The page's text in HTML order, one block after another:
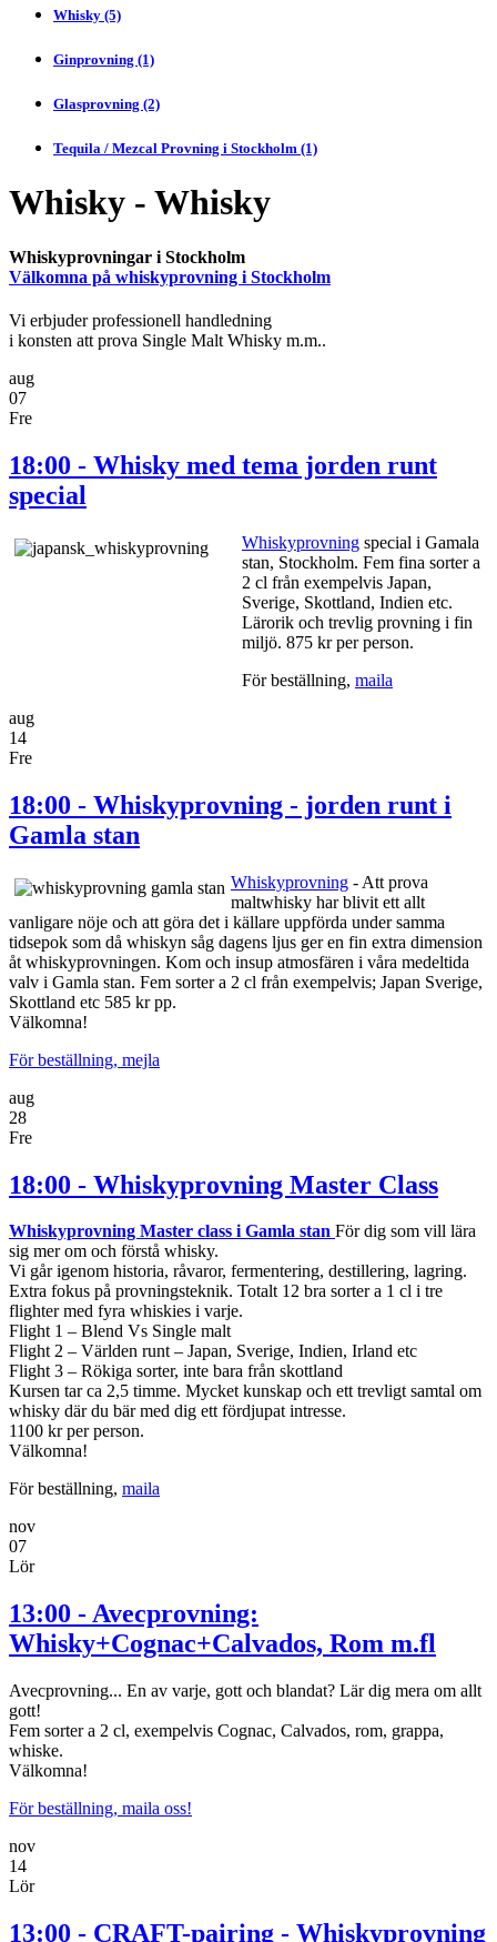
Whisky (5)
Ginprovning (1)
Glasprovning (2)
Tequila / Mezcal Provning i Stockholm (1)
Whisky - Whisky
Whiskyprovningar i Stockholm
Välkomna på whiskyprovning i Stockholm
Vi erbjuder professionell handledning
i konsten att prova Single Malt Whisky m.m..
aug
07
Fre
18:00 - Whisky med tema jorden runt
special
Whiskyprovning special i Gamala
stan, Stockholm. Fem fina sorter a
2 cl från exempelvis Japan,
Sverige, Skottland, Indien etc.
Lärorik och trevlig provning i fin
miljö. 875 kr per person.
För beställning, maila
aug
14
Fre
18:00 - Whiskyprovning - jorden runt i
Gamla stan
Whiskyprovning - Att prova
maltwhisky har blivit ett allt
vanligare nöje och att göra det i källare uppförda under samma
tidsepok som då whiskyn såg dagens ljus ger en fin extra dimension
åt whiskyprovningen. Kom och insup atmosfären i våra medeltida
valv i Gamla stan. Fem sorter a 2 cl från exempelvis; Japan Sverige,
Skottland etc 585 kr pp.
Välkomna!
För beställning, mejla
aug
28
Fre
18:00 - Whiskyprovning Master Class
Whiskyprovning Master class i Gamla stan För dig som vill lära
sig mer om och förstå whisky.
Vi går igenom historia, råvaror, fermentering, destillering, lagring.
Extra fokus på provningsteknik. Totalt 12 bra sorter a 1 cl i tre
flighter med fyra whiskies i varje.
Flight 1 – Blend Vs Single malt
Flight 2 – Världen runt – Japan, Sverige, Indien, Irland etc
Flight 3 – Rökiga sorter, inte bara från skottland
Kursen tar ca 2,5 timme. Mycket kunskap och ett trevligt samtal om
whisky där du bär med dig ett fördjupat intresse.
1100 kr per person.
Välkomna!
För beställning, maila
nov
07
Lör
13:00 - Avecprovning:
Whisky+Cognac+Calvados, Rom m.fl
Avecprovning... En av varje, gott och blandat? Lär dig mera om allt
gott!
Fem sorter a 2 cl, exempelvis Cognac, Calvados, rom, grappa,
whiske.
Välkomna!
För beställning, maila oss!
nov
14
Lör
13:00 - CRAFT-pairing - Whiskyprovning